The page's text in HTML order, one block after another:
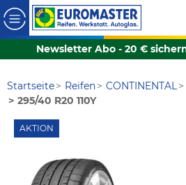
Newsletter Abo - 20 €
Startseite Reifen CONTINENTAL
295/40 R20 110Y
AKTION